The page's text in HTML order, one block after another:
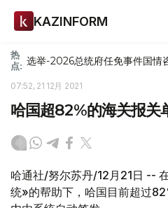
KAZINFORM
热
点: 选举-2026总统府任免事件国情
07:52, 21 12月 2021
哈国超82%的海关报关
哈通社/努尔苏丹/12月21日 --
统»的帮助下，哈国目前超过